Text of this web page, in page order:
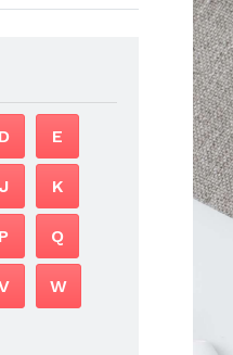
D E
J K
P Q
W